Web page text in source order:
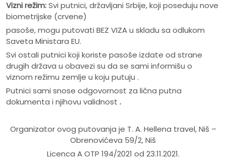
Vizni režim:Svi putnici, državljani Srbije, koji poseduju nove
biometrijske (crvene)
pasoše, mogu putovati BEZ VIZA u skladu sa odlukom
Saveta Ministara EU.
Svi ostali putnici koji koriste pasoše izdate od strane
drugih država u obavezi su da se sami informišu o
viznom režimu zemlje u koju putuju .
Putnici sami snose odgovornost za lična putna
dokumenta i njihovu validnost .
Organizator ovog putovanja je T. A. Hellena travel, Niš –
Obrenovićeva 59/2, Niš
Licenca A OTP 194/2021 od 23.11.2021.